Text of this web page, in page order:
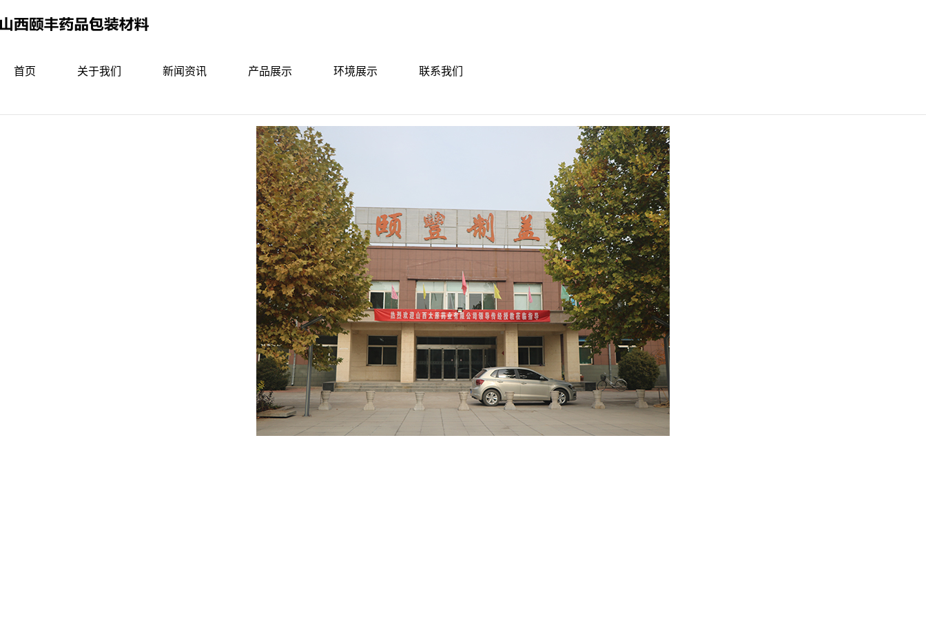
首页 关于我们 新闻资讯 产品展示 环境展示 联系我们